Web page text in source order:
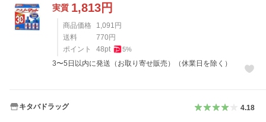
実質 1,813円
商品価格 1,091 円
送料
770円
ポイント
48pt 5%
3〜5日以内に発送（お取り寄せ販売）（休業日を除く）
キタバドラッグ 4.18